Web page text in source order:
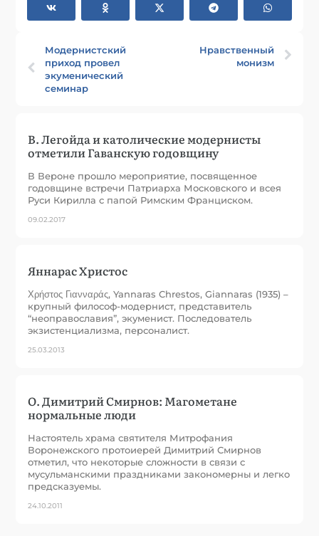
Модернистский
приход провел
экуменический
семинар
Нравственный
монизм
В. Легойда и католические модернисты
отметили Гаванскую годовщину
В Вероне прошло мероприятие, посвященное
годовщине встречи Патриарха Московского и всея
Руси Кирилла с папой Римским Франциском.
09.02.2017
Яннарас Христос
Χρήστος Γιανναράς, Yannaras Chrestos, Giannaras (1935) –
крупный философ-модернист, представитель
“неоправославия”, экуменист. Последователь
экзистенциализма, персоналист.
25.03.2013
О. Димитрий Смирнов: Магометане
нормальные люди
Настоятель храма святителя Митрофания
Воронежского протоиерей Димитрий Смирнов
отметил, что некоторые сложности в связи с
мусульманскими праздниками закономерны и легко
предсказуемы.
24.10.2011